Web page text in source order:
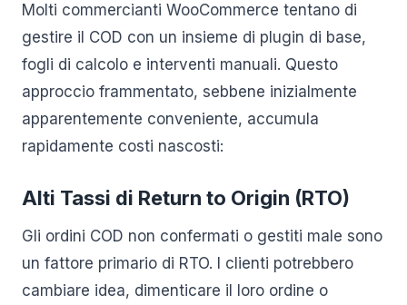
Molti commercianti WooCommerce tentano di
gestire il COD con un insieme di plugin di base,
fogli di calcolo e interventi manuali. Questo
approccio frammentato, sebbene inizialmente
apparentemente conveniente, accumula
rapidamente costi nascosti:
Alti Tassi di Return to Origin (RTO)
Gli ordini COD non confermati o gestiti male sono
un fattore primario di RTO. I clienti potrebbero
cambiare idea, dimenticare il loro ordine o